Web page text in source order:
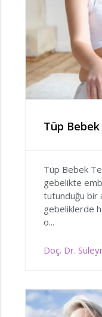
Tüp
Tüp Bebek
gebelikte
tutunduğu bir
gebeliklerde
o...
Doç. Dr.